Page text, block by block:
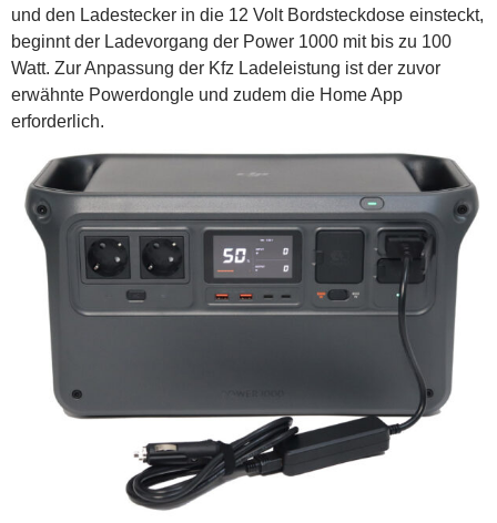
und den Ladestecker in die 12 Volt Bordsteckdose einsteckt,
beginnt der Ladevorgang der Power 1000 mit bis zu 100
Watt. Zur Anpassung der Kfz Ladeleistung ist der zuvor
erwähnte Powerdongle und zudem die Home App
erforderlich.